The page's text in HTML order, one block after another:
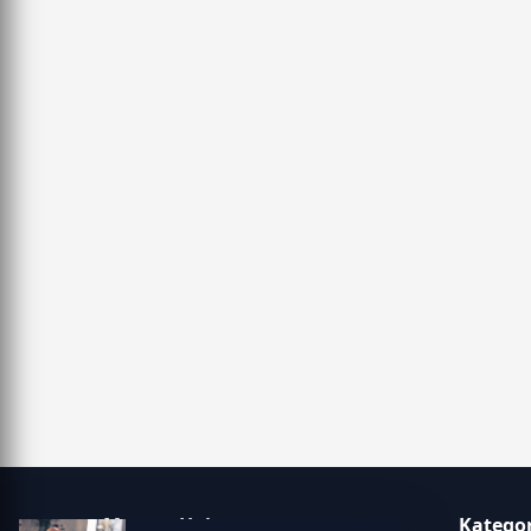
Manşet Haber